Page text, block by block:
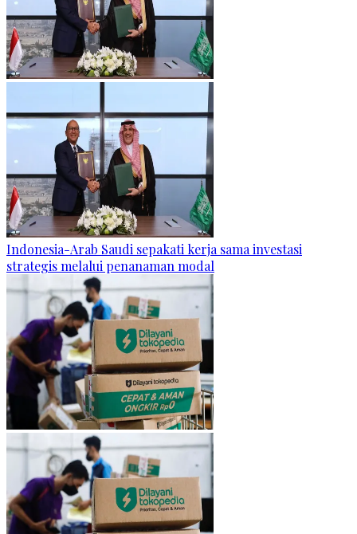
Indonesia-Arab Saudi sepakati kerja sama investasi
strategis melalui penanaman modal